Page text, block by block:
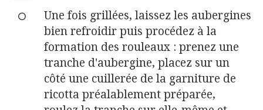
Une fois grillées, laissez les aubergines
bien refroidir puis procédez à la
formation des rouleaux : prenez une
tranche d'aubergine, placez sur un
côté une cuillerée de la garniture de
ricotta préalablement préparée,